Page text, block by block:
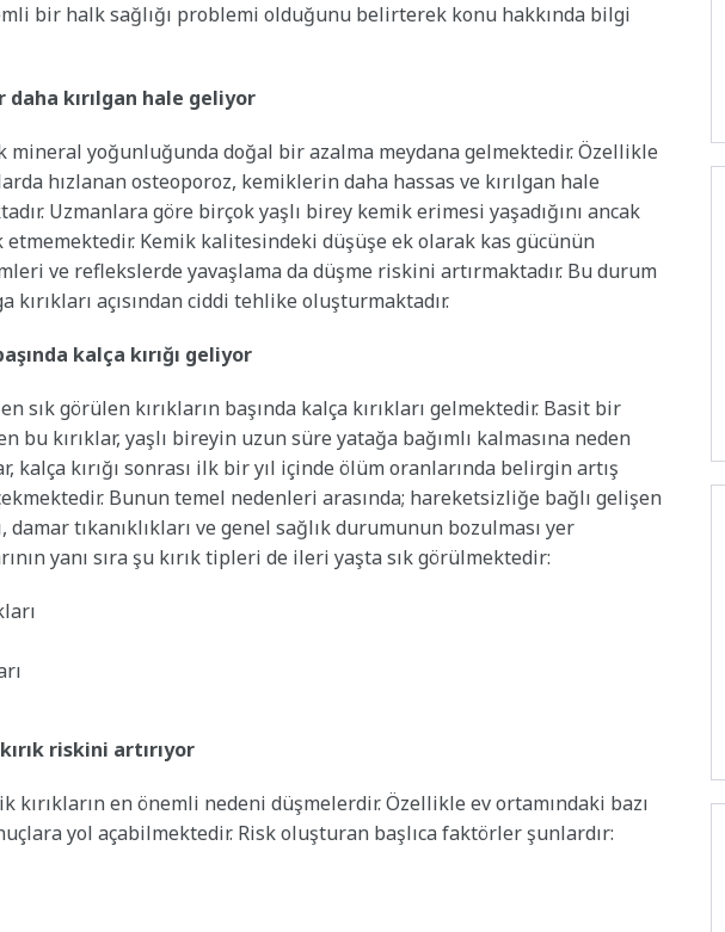
bir halk sağlığı problemi olduğunu belirterek konu hakkında bilgi
kırılgan hale geliyor
yoğunluğunda doğal bir azalma meydana gelmektedir. Özellikle
hızlanan osteoporoz, kemiklerin daha hassas ve kırılgan hale
Uzmanlara göre birçok yaşlı birey kemik erimesi yaşadığını ancak
etmemektedir. Kemik kalitesindeki düşüşe ek olarak kas gücünün
ve reflekslerde yavaşlama da düşme riskini artırmaktadır. Bu durum
kırıkları açısından ciddi tehlike oluşturmaktadır.
kalça kırığı geliyor
sık görülen kırıkların başında kalça kırıkları gelmektedir. Basit bir
bu kırıklar, yaşlı bireyin uzun süre yatağa bağımlı kalmasına neden
kalça kırığı sonrası ilk bir yıl içinde ölüm oranlarında belirgin artış
Bunun temel nedenleri arasında; hareketsizliğe bağlı gelişen
damar tıkanıklıkları ve genel sağlık durumunun bozulması yer
yanı sıra şu kırık tipleri de ileri yaşta sık görülmektedir:
riskini artırıyor
kırıkların en önemli nedeni düşmelerdir. Özellikle ev ortamındaki bazı
yol açabilmektedir. Risk oluşturan başlıca faktörler şunlardır: